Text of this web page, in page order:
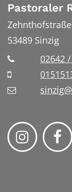
Pastoraler
53489 Sinzig
02642